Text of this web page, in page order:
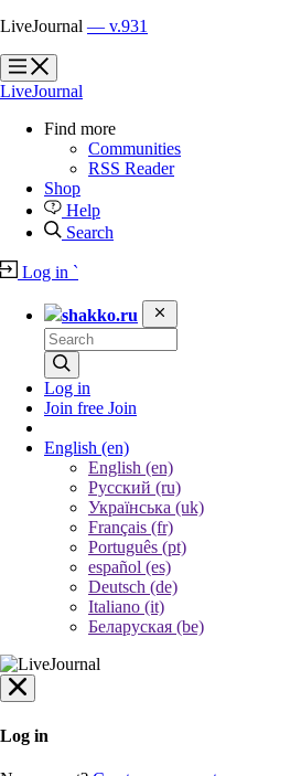
LiveJournal — v.931
?
?
LiveJournal
Find more
Communities
RSS Reader
Shop
Help
Search
Log in `
shakko.ru
Log in
Join free Join
English (en)
English (en)
Русский (ru)
Українська (uk)
Français (fr)
Português (pt)
español (es)
Deutsch (de)
Italiano (it)
Беларуская (be)
Log in